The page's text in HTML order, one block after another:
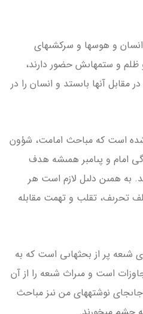
و هوس­ها و سرکشى­هاى
ظلم و ستم­هاىش حضور دارند،
مقابل آن­ها باىستد و انسان را در
است که مباحث امامت، شؤون
امام و پىامبر همىشه هدف
به همىن دلىل لازم است هر
تحرىف، تقلب و تهمت مقابله
شىعه پر از بحث­هاىى است که به
است و مىراث شىعه را از آن
نوشته­هاى من نىز مباحث